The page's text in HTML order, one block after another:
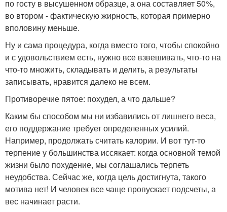
по госту в высушенном образце, а она составляет 50%,
во втором - фактическую жирность, которая примерно
вполовину меньше.
Ну и сама процедура, когда вместо того, чтобы спокойно
и с удовольствием есть, нужно все взвешивать, что-то на
что-то множить, складывать и делить, а результаты
записывать, нравится далеко не всем.
Противоречие пятое: похудел, а что дальше?
Каким бы способом мы ни избавились от лишнего веса,
его поддержание требует определенных усилий.
Например, продолжать считать калории. И вот тут-то
терпение у большинства иссякает: когда основной темой
жизни было похудение, мы соглашались терпеть
неудобства. Сейчас же, когда цель достигнута, такого
мотива нет! И человек все чаще пропускает подсчеты, а
вес начинает расти.